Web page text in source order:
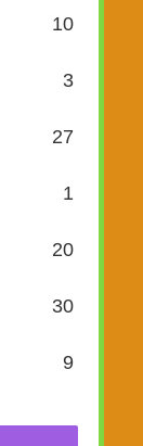
10
3
27
1
20
30
9